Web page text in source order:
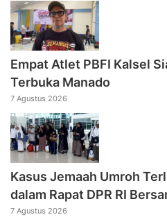
Empat Atlet PBFI Kalsel
Terbuka Manado
7 Agustus 2026
Kasus Jemaah Umroh
dalam Rapat DPR RI
7 Agustus 2026